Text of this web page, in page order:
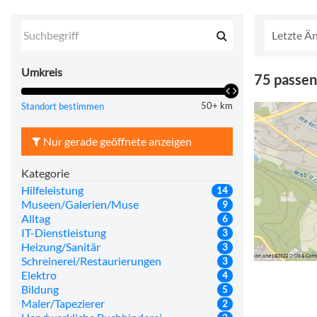
Umkreis
Standort bestimmen 50+ km
Nur gerade geöffnete anzeigen
Kategorie
14
Hilfeleistung
9
Museen/Galerien/Muse
6
Alltag
3
IT-Dienstleistung
3
Heizung/Sanitär
3
Schreinerei/Restaurierungen
4
Elektro
5
Bildung
2
Maler/Tapezierer
Letzte
75